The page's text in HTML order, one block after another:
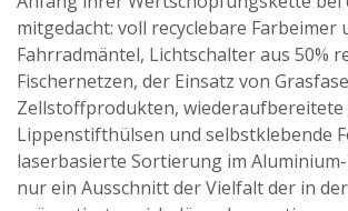
mitgedacht: voll recyclebare Farbeimer
Fahrradmäntel, Lichtschalter aus 50%
Fischernetzen, der Einsatz von
Zellstoffprodukten,
Lippenstifthülsen und selbstklebende
laserbasierte Sortierung im
nur ein Ausschnitt der Vielfalt der in